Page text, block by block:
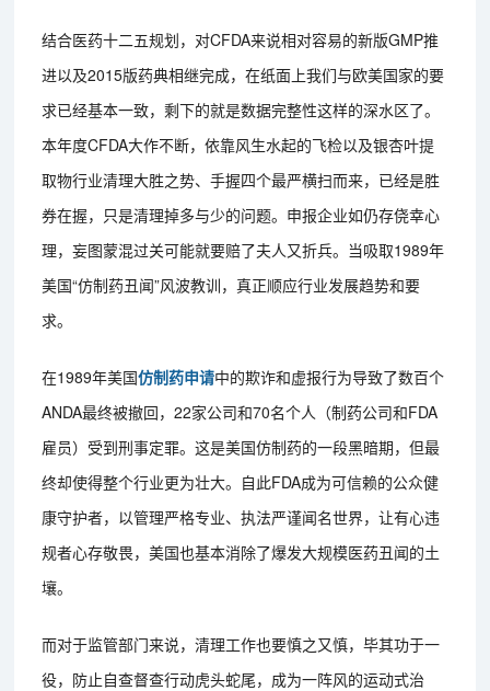
结合医药十二五规划，对CFDA来说相对容易的新版GMP推
进以及2015版药典相继完成，在纸面上我们与欧美国家的要
求已经基本一致，剩下的就是数据完整性这样的深水区了。
本年度CFDA大作不断，依靠风生水起的飞检以及银杏叶提
取物行业清理大胜之势、手握四个最严横扫而来，已经是胜
券在握，只是清理掉多与少的问题。申报企业如仍存侥幸心
理，妄图蒙混过关可能就要赔了夫人又折兵。当吸取1989年
美国“仿制药丑闻”风波教训，真正顺应行业发展趋势和要
求。
在1989年美国仿制药申请中的欺诈和虚报行为导致了数百个
ANDA最终被撤回，22家公司和70名个人（制药公司和FDA
雇员）受到刑事定罪。这是美国仿制药的一段黑暗期，但最
终却使得整个行业更为壮大。自此FDA成为可信赖的公众健
康守护者，以管理严格专业、执法严谨闻名世界，让有心违
规者心存敬畏，美国也基本消除了爆发大规模医药丑闻的土
壤。
而对于监管部门来说，清理工作也要慎之又慎，毕其功于一
役，防止自查督查行动虎头蛇尾，成为一阵风的运动式治